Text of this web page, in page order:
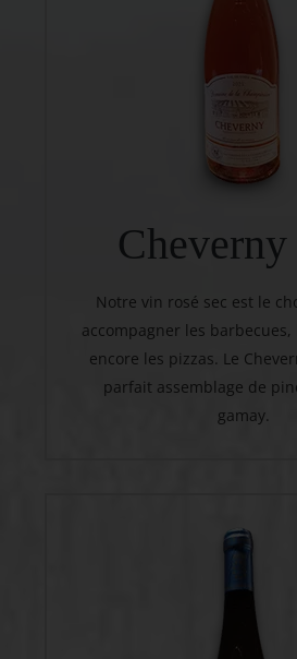
Cheverny
Notre vin rosé sec est le
accompagner les
encore les pizzas. Le
parfait assemblage de
gamay.